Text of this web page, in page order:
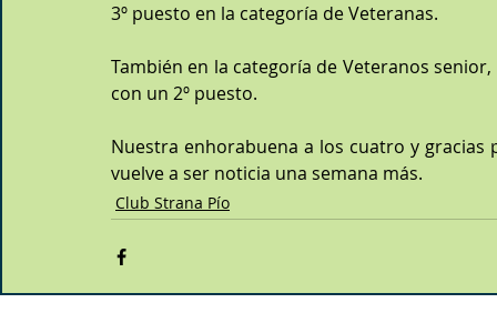
3º puesto en la categoría de Veteranas.
También en la categoría de Veteranos
con un 2º puesto.
Nuestra enhorabuena a los cuatro y
vuelve a ser noticia una semana más.
Club Strana Pío